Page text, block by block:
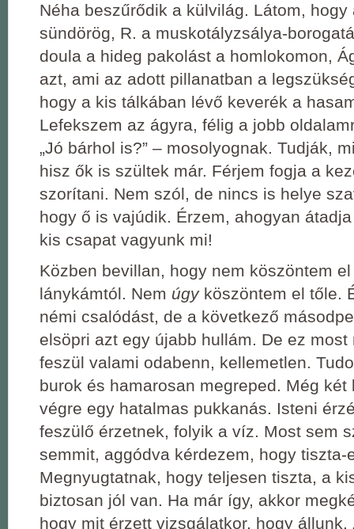
Néha beszűrődik a külvilág. Látom, hogy
sündörög, R. a muskotályzsálya-
doula a hideg pakolást a homlokomon,
azt, ami az adott pillanatban a
hogy a kis tálkában lévő keverék a
Lefekszem az ágyra, félig a jobb
„Jó bárhol is?” – mosolyognak. Tudják,
hisz ők is szültek már. Férjem fogja a
szorítani. Nem szól, de nincs is helye
hogy ő is vajúdik. Érzem, ahogyan
kis csapat vagyunk mi!
Közben bevillan, hogy nem köszöntem
lánykámtól. Nem úgyköszöntem el tőle.
némi csalódást, de a következő
elsöpri azt egy újabb hullám. De ez most
feszül valami odabenn, kellemetlen.
burok és hamarosan megreped. Még két
végre egy hatalmas pukkanás. Isteni
feszülő érzetnek, folyik a víz. Most sem
semmit, aggódva kérdezem, hogy tiszta-
Megnyugtatnak, hogy teljesen tiszta, a
biztosan jól van. Ha már így, akkor
hogy mit érzett vizsgálatkor, hogy állunk.